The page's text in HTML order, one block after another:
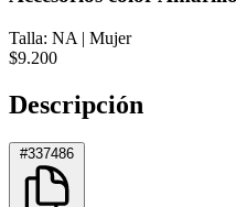
Talla: NA | Mujer
$9.200
Descripción
#337486